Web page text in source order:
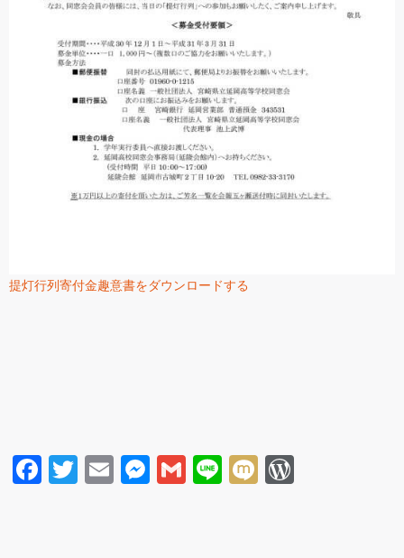
提灯行列寄付金趣意書をダウンロードする
Facebook
Twitter
EmailMessenger
Gmail
LineMixi